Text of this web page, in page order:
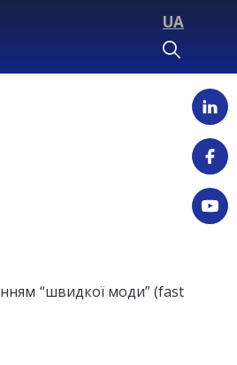
UA
“швидкої моди” (fast